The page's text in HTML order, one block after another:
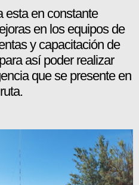
esta en constante
en los equipos de
y capacitación de
así poder realizar
que se presente en